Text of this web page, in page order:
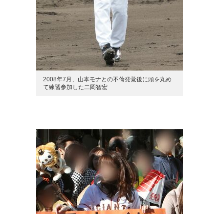
2008年7月、山本モナとの不倫発覚後に頭を丸め
て練習参加した二岡智宏